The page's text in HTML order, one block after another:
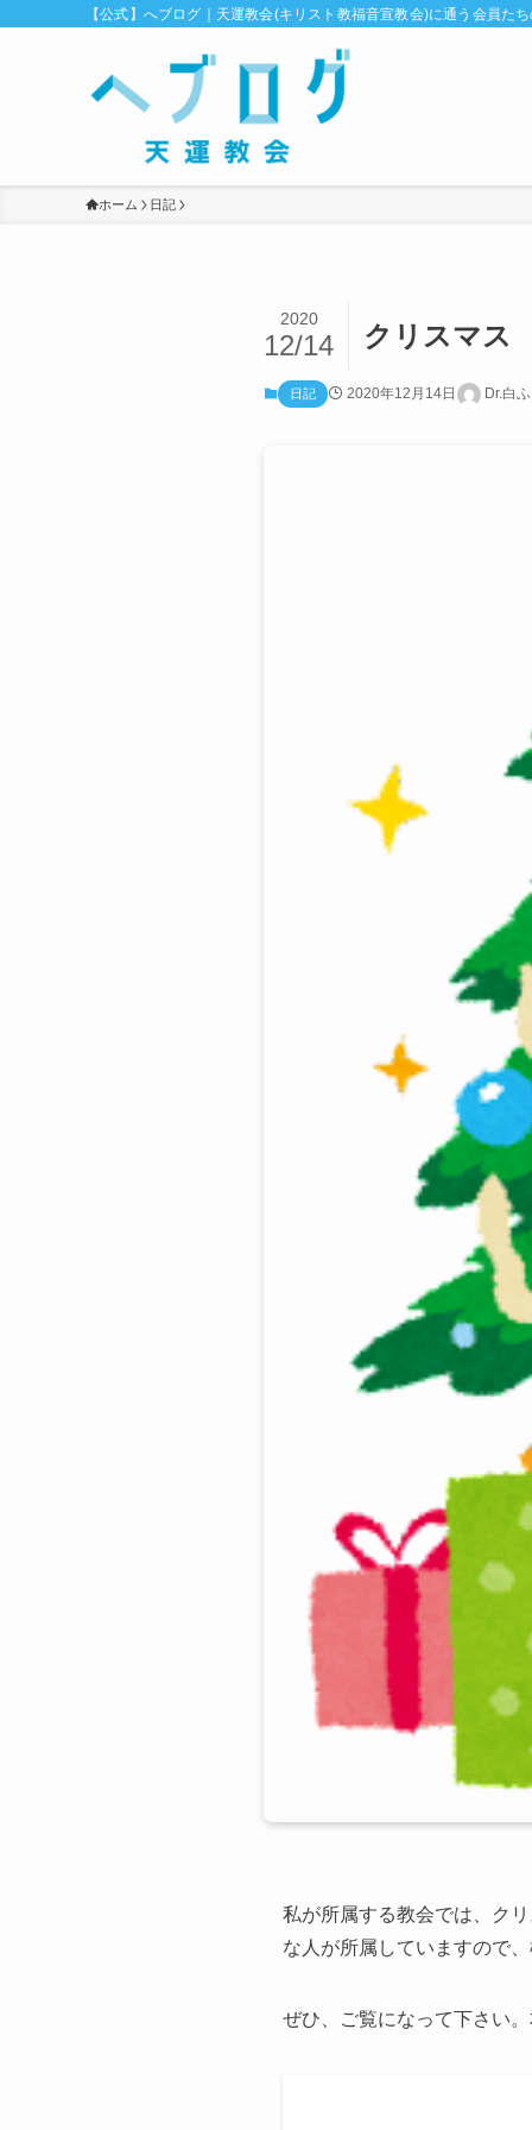
【公式】へブログ｜天運教会(キリスト教福音宣教会)に通う会員た
ホーム 日記
クリスマス
2020
12/14
日記 2020年12月14日 Dr.白
私が所属する教会では、ク
な人が所属していますので
ぜひ、ご覧になって下さい